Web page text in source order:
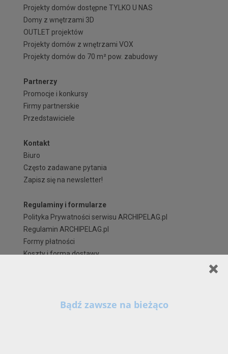
Szanowni Państwo,
Projekty domów dostępne TYLKO U NAS
Domy z wnętrzami 3D
OUTLET projektów
Projekty domów z wnętrzami VOX
Projekty domów do 70 m² pow. zabudowy
Partnerzy
Promocje i konkursy
Firmy partnerskie
Przedstawiciele
Kontakt
Biuro
Często zadawane pytania
Zapisz się na newsletter!
Regulaminy i formularze
Polityka Prywatności serwisu ARCHIPELAG.pl
Regulamin ARCHIPELAG.pl
Formy płatności
Koszty i forma dostawy